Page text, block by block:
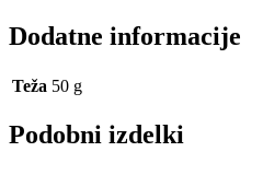
Dodatne informacije
Teža 50 g
Podobni izdelki